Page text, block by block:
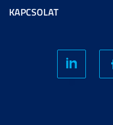
KAPCSOLAT